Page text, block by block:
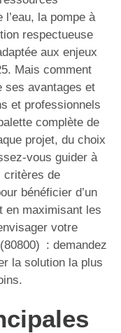
l’eau, la pompe à
respectueuse
aux enjeux
Mais comment
ses avantages et
et professionnels
complète de
projet, du choix
vous guider à
critères de
bénéficier d’un
en maximisant les
votre
: demandez
la solution la plus